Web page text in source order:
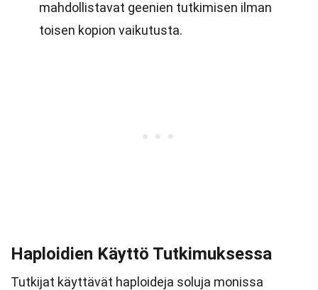
mahdollistavat geenien tutkimisen ilman
toisen kopion vaikutusta.
Haploidien Käyttö Tutkimuksessa
Tutkijat käyttävät haploideja soluja monissa